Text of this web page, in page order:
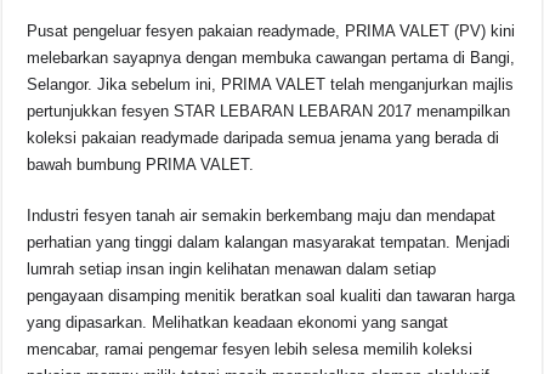
c
e
b
o
o
k
at
s
A
p
p
e
a
d
s
p
y
Li
k
ar
e
Pusat pengeluar fesyen pakaian readymade, PRIMA VALET (PV) kini
melebarkan sayapnya dengan membuka cawangan pertama di Bangi,
Selangor. Jika sebelum ini, PRIMA VALET telah menganjurkan majlis
pertunjukkan fesyen STAR LEBARAN LEBARAN 2017 menampilkan
koleksi pakaian readymade daripada semua jenama yang berada di
bawah bumbung PRIMA VALET.
Industri fesyen tanah air semakin berkembang maju dan mendapat
perhatian yang tinggi dalam kalangan masyarakat tempatan. Menjadi
lumrah setiap insan ingin kelihatan menawan dalam setiap
pengayaan disamping menitik beratkan soal kualiti dan tawaran harga
yang dipasarkan. Melihatkan keadaan ekonomi yang sangat
mencabar, ramai pengemar fesyen lebih selesa memilih koleksi